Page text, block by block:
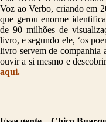
Voz ao Verbo, criando em
que gerou enorme
de 90 milhões de
livro, e segundo ele, ‘os
livro servem de companhia
ouvir a si mesmo e
aqui.